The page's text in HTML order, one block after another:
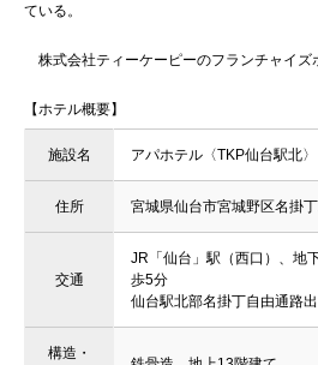
ている。
株式会社ティーケーピーのフランチャイズ
【ホテル概要】
施設名 アパホテル〈TKP仙台駅北〉
住所 宮城県仙台市宮城野区名掛
交通
JR「仙台」駅（西口）、地
歩5分
仙台駅北部名掛丁自由通路
構造・